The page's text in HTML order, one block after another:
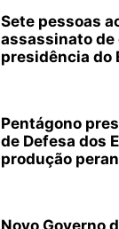
Sete pessoas
assassinato de
presidência do
Pentágono
de Defesa dos
produção
Novo Governo